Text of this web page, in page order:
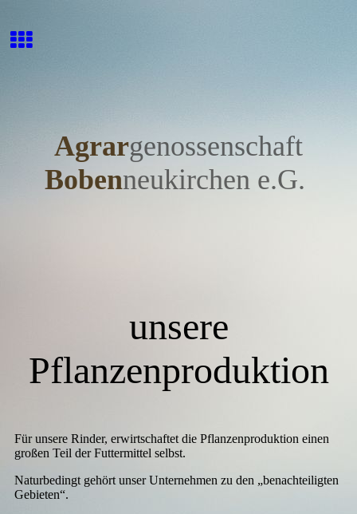
Agrargenossenschaft
Bobenneukirchen e.G.
unsere
Pflanzenproduktion
Für unsere Rinder, erwirtschaftet die Pflanzenproduktion einen
großen Teil der Futtermittel selbst.
Naturbedingt gehört unser Unternehmen zu den „benachteiligten
Gebieten“.